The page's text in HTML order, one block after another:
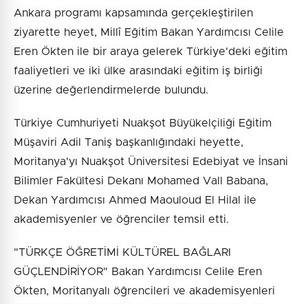
Ankara programı kapsamında gerçekleştirilen
ziyarette heyet, Millî Eğitim Bakan Yardımcısı Celile
Eren Ökten ile bir araya gelerek Türkiye'deki eğitim
faaliyetleri ve iki ülke arasındaki eğitim iş birliği
üzerine değerlendirmelerde bulundu.
Türkiye Cumhuriyeti Nuakşot Büyükelçiliği Eğitim
Müşaviri Adil Taniş başkanlığındaki heyette,
Moritanya'yı Nuakşot Üniversitesi Edebiyat ve İnsani
Bilimler Fakültesi Dekanı Mohamed Vall Babana,
Dekan Yardımcısı Ahmed Maouloud El Hilal ile
akademisyenler ve öğrenciler temsil etti.
"TÜRKÇE ÖĞRETİMİ KÜLTÜREL BAĞLARI
GÜÇLENDİRİYOR" Bakan Yardımcısı Celile Eren
Ökten, Moritanyalı öğrencileri ve akademisyenleri